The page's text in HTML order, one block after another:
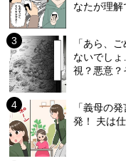
なたが理解
「あら、
ないでし
視？悪意
「義母の
発！ 夫は